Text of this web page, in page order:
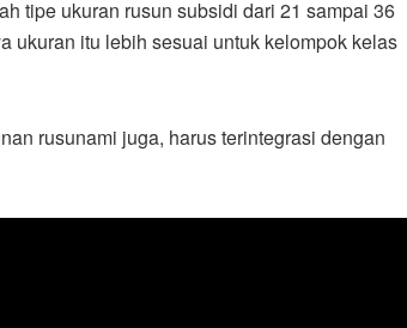
tipe ukuran rusun subsidi dari 21 sampai 36
ukuran itu lebih sesuai untuk kelompok kelas
rusunami juga, harus terintegrasi dengan